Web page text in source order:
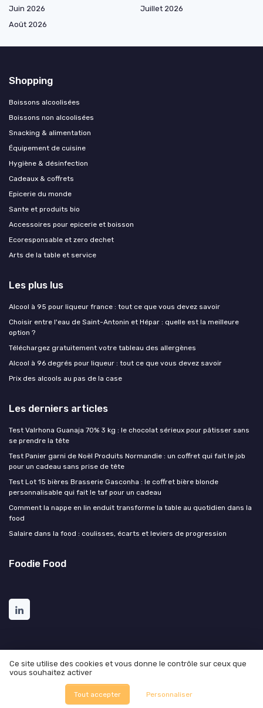
Juin 2026
Juillet 2026
Août 2026
Shopping
Boissons alcoolisées
Boissons non alcoolisées
Snacking & alimentation
Équipement de cuisine
Hygiène & désinfection
Cadeaux & coffrets
Epicerie du monde
Sante et produits bio
Accessoires pour epicerie et boisson
Ecoresponsable et zero dechet
Arts de la table et service
Les plus lus
Alcool à 95 pour liqueur france : tout ce que vous devez savoir
Choisir entre l'eau de Saint-Antonin et Hépar : quelle est la meilleure
option ?
Téléchargez gratuitement votre tableau des allergènes
Alcool à 96 degrés pour liqueur : tout ce que vous devez savoir
Prix des alcools au pas de la case
Les derniers articles
Test Valrhona Guanaja 70% 3 kg : le chocolat sérieux pour pâtisser sans
se prendre la tête
Test Panier garni de Noël Produits Normandie : un coffret qui fait le job
pour un cadeau sans prise de tête
Test Lot 15 bières Brasserie Gasconha : le coffret bière blonde
personnalisable qui fait le taf pour un cadeau
Comment la nappe en lin enduit transforme la table au quotidien dans la
food
Salaire dans la food : coulisses, écarts et leviers de progression
Foodie Food
Mentions légales
© Foodie Food 2026
Ce site utilise des cookies et vous donne le contrôle sur ceux que
vous souhaitez activer
Tout accepter Personnaliser